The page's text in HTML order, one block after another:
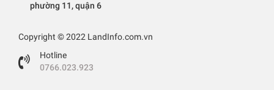
phường 11, quận 6
Copyright © 2022 LandInfo.com.vn
Hotline
0766.023.923